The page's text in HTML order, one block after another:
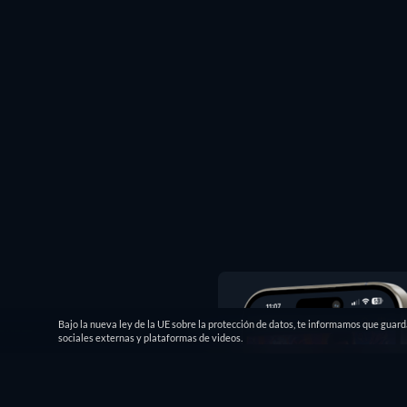
Bajo la nueva ley de la UE sobre la protección de datos, te informamos que
sociales externas y plataformas de videos.